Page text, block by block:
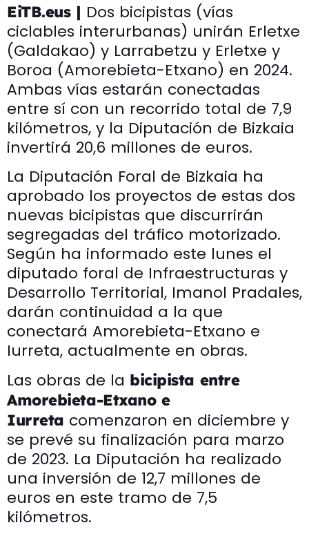
EiTB.eus | Dos bicipistas (vías
ciclables interurbanas) unirán Erletxe
(Galdakao) y Larrabetzu y Erletxe y
Boroa (Amorebieta-Etxano) en 2024.
Ambas vías estarán conectadas
entre sí con un recorrido total de 7,9
kilómetros, y la Diputación de Bizkaia
invertirá 20,6 millones de euros.
La Diputación Foral de Bizkaia ha
aprobado los proyectos de estas dos
nuevas bicipistas que discurrirán
segregadas del tráfico motorizado.
Según ha informado este lunes el
diputado foral de Infraestructuras y
Desarrollo Territorial, Imanol Pradales,
darán continuidad a la que
conectará Amorebieta-Etxano e
Iurreta, actualmente en obras.
Las obras de la bicipista entre
Amorebieta-Etxano e
Iurreta comenzaron en diciembre y
se prevé su finalización para marzo
de 2023. La Diputación ha realizado
una inversión de 12,7 millones de
euros en este tramo de 7,5
kilómetros.